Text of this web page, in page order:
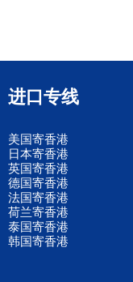
进口专线
美国寄香港
日本寄香港
英国寄香港
德国寄香港
法国寄香港
荷兰寄香港
泰国寄香港
韩国寄香港